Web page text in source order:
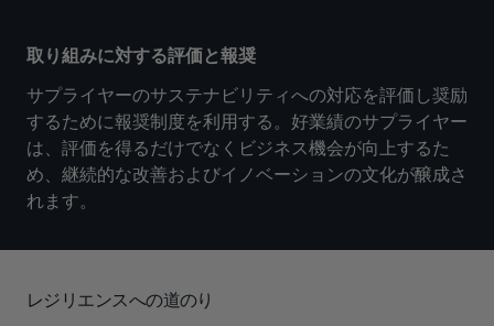
取り組みに対する評価と報奨
サプライヤーのサステナビリティへの対応を評価し奨励
するために報奨制度を利用する。好業績のサプライヤー
は、評価を得るだけでなくビジネス機会が向上するた
め、継続的な改善およびイノベーションの文化が醸成さ
れます。
レジリエンスへの道のり